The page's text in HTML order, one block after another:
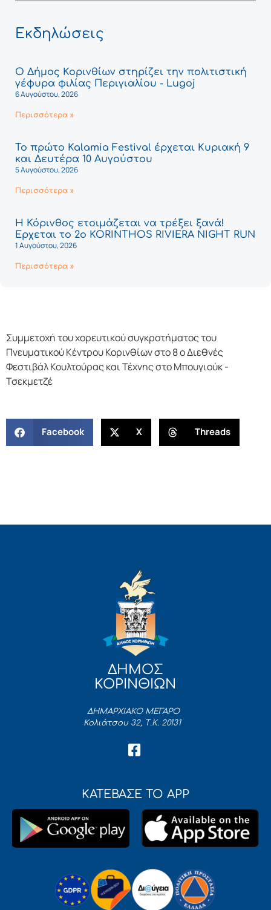
Εκδηλώσεις
Ο Δήμος Κορινθίων στηρίζει την πολιτιστική
γέφυρα φιλίας Περιγιαλίου - Lugoj
6 Αυγούστου, 2026
Περισσότερα »
Το πρώτο Kalamia Festival έρχεται Κυριακή 9
και Δευτέρα 10 Αυγούστου
5 Αυγούστου, 2026
Περισσότερα »
Η Κόρινθος ετοιμάζεται να τρέξει ξανά!
Έρχεται το 2ο KORINTHOS RIVIERA NIGHT RUN
1 Αυγούστου, 2026
Περισσότερα »
Συμμετοχή του χορευτικού συγκροτήματος του
Πνευματικού Κέντρου Κορινθίων στο 8 ο Διεθνές
Φεστιβάλ Κουλτούρας και Τέχνης στο Μπουγιούκ -
Τσεκμετζέ
Facebook X Threads
ΔΗΜΟΣ
ΚΟΡΙΝΘΙΩΝ
ΔΗΜΑΡΧΙΑΚΟ ΜΕΓΑΡΟ
Κολιάτσου 32, Τ.Κ. 20131
ΚΑΤΕΒΑΣΕ ΤΟ APP